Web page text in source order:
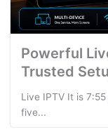
Powerful
Trusted
Live IPTV It is
five...